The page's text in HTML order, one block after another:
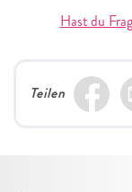
Hast du
Teilen